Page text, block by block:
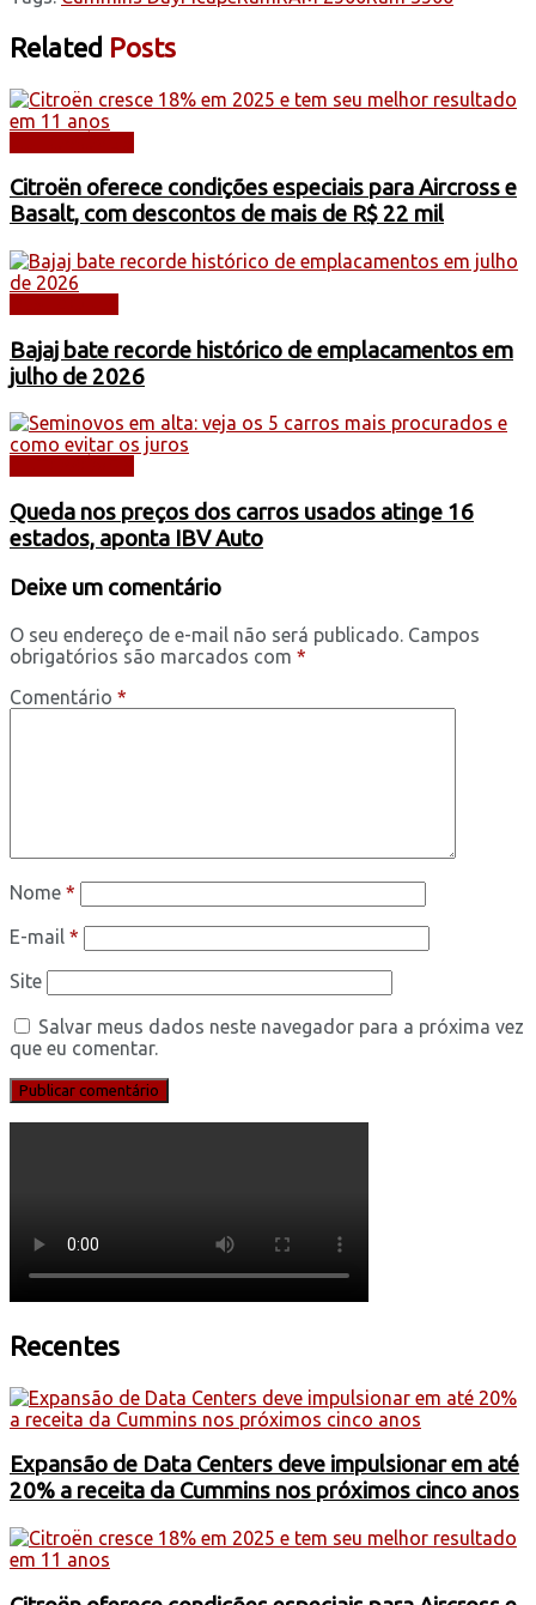
Related Posts
Citroën oferece condições especiais para Aircross e
Basalt, com descontos de mais de R$ 22 mil
Bajaj bate recorde histórico de emplacamentos em
julho de 2026
Queda nos preços dos carros usados atinge 16
estados, aponta IBV Auto
Deixe um comentário
O seu endereço de e-mail não será publicado. Campos
obrigatórios são marcados com *
Comentário *
Nome *
E-mail *
Site
Salvar meus dados neste navegador para a próxima vez
que eu comentar.
Recentes
Expansão de Data Centers deve impulsionar em até
20% a receita da Cummins nos próximos cinco anos